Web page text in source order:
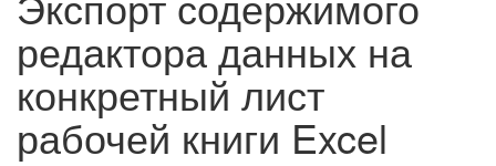
редактора данных на
конкретный лист
рабочей книги Excel